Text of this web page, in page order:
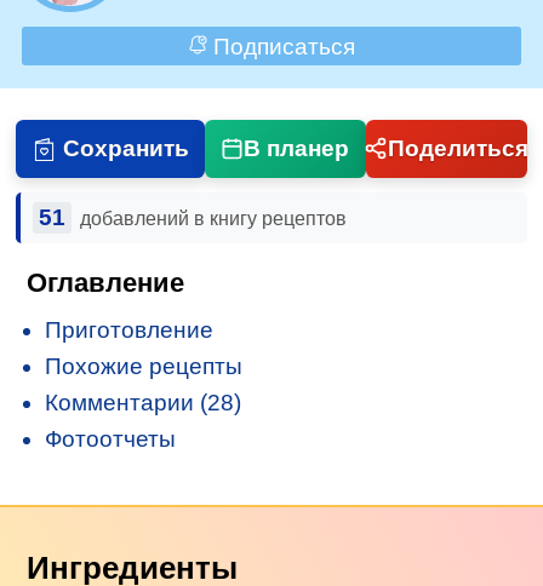
Подписаться
Сохранить В планер Поделиться
51 добавлений в книгу рецептов
Оглавление
Приготовление
Похожие рецепты
Комментарии (28)
Фотоотчеты
Ингредиенты